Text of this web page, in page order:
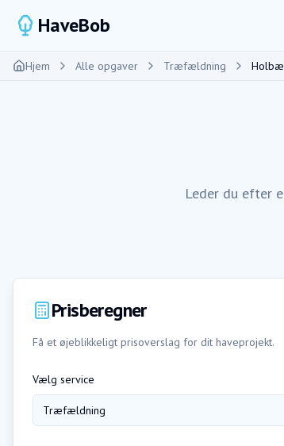
HaveBob
Hjem Alle opgaver Træfældning
Leder du efter
Prisberegner
Få et øjeblikkeligt prisoverslag for dit haveprojekt.
Vælg service
Træfældning